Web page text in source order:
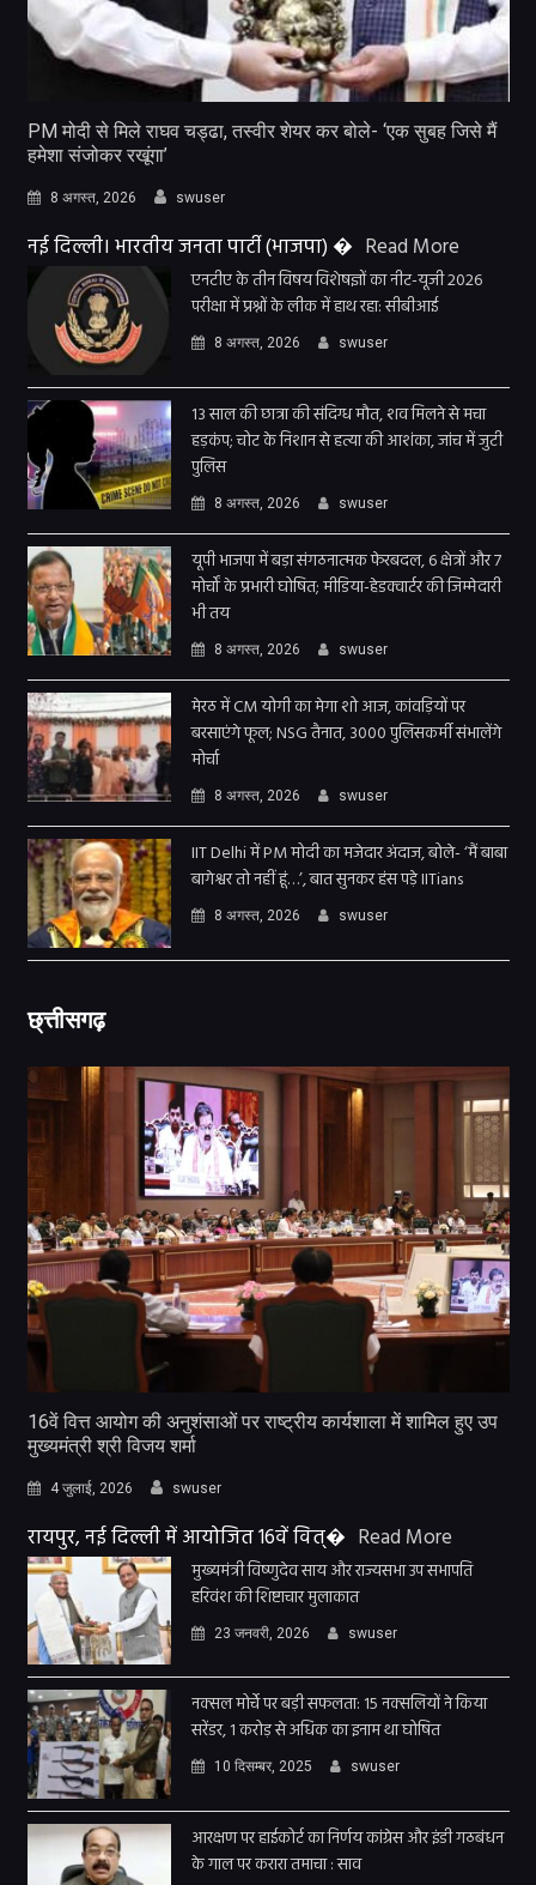
PM मोदी से मिले राघव चड्ढा, तस्वीर शेयर कर बोले- ‘एक सुबह जिसे मैं
हमेशा संजोकर रखूंगा’
8 अगस्त, 2026 swuser
नई दिल्ली। भारतीय जनता पार्टी (भाजपा) � Read More
एनटीए के तीन विषय विशेषज्ञों का नीट-यूजी 2026
परीक्षा में प्रश्नों के लीक में हाथ रहा: सीबीआई
8 अगस्त, 2026 swuser
13 साल की छात्रा की संदिग्ध मौत, शव मिलने से मचा
हड़कंप; चोट के निशान से हत्या की आशंका, जांच में जुटी
पुलिस
8 अगस्त, 2026 swuser
यूपी भाजपा में बड़ा संगठनात्मक फेरबदल, 6 क्षेत्रों और 7
मोर्चों के प्रभारी घोषित; मीडिया-हेडक्वार्टर की जिम्मेदारी
भी तय
8 अगस्त, 2026 swuser
मेरठ में CM योगी का मेगा शो आज, कांवड़ियों पर
बरसाएंगे फूल; NSG तैनात, 3000 पुलिसकर्मी संभालेंगे
मोर्चा
8 अगस्त, 2026 swuser
IIT Delhi में PM मोदी का मजेदार अंदाज, बोले- ‘मैं बाबा
बागेश्वर तो नहीं हूं…’, बात सुनकर हंस पड़े IITians
8 अगस्त, 2026 swuser
छ्त्तीसगढ़
16वें वित्त आयोग की अनुशंसाओं पर राष्ट्रीय कार्यशाला में शामिल हुए उप
मुख्यमंत्री श्री विजय शर्मा
4 जुलाई, 2026 swuser
रायपुर, नई दिल्ली में आयोजित 16वें वित्� Read More
मुख्यमंत्री विष्णुदेव साय और राज्यसभा उप सभापति
हरिवंश की शिष्टाचार मुलाकात
23 जनवरी, 2026 swuser
नक्सल मोर्चे पर बड़ी सफलता: 15 नक्सलियों ने किया
सरेंडर, 1 करोड़ से अधिक का इनाम था घोषित
10 दिसम्बर, 2025 swuser
आरक्षण पर हाईकोर्ट का निर्णय कांग्रेस और इंडी गठबंधन
के गाल पर करारा तमाचा : साव